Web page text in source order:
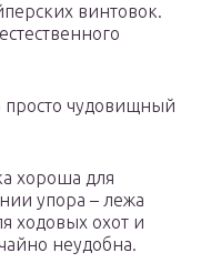
винтовок.
просто чудовищный
хороша для
упора – лежа
ходовых охот и
неудобна.